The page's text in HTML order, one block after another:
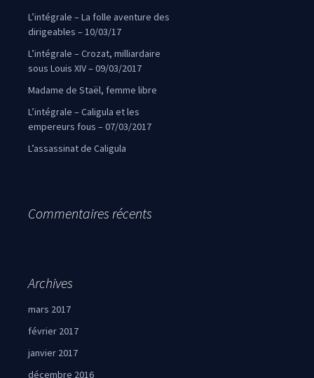
L’intégrale – La folle aventure des
dirigeables – 10/03/17
L’intégrale – Crozat, milliardaire
sous Louis XIV – 09/03/2017
Madame de Staël, femme libre
L’intégrale – Caligula et les
empereurs fous – 07/03/2017
L’assassinat de Caligula
Commentaires récents
Archives
mars 2017
février 2017
janvier 2017
décembre 2016